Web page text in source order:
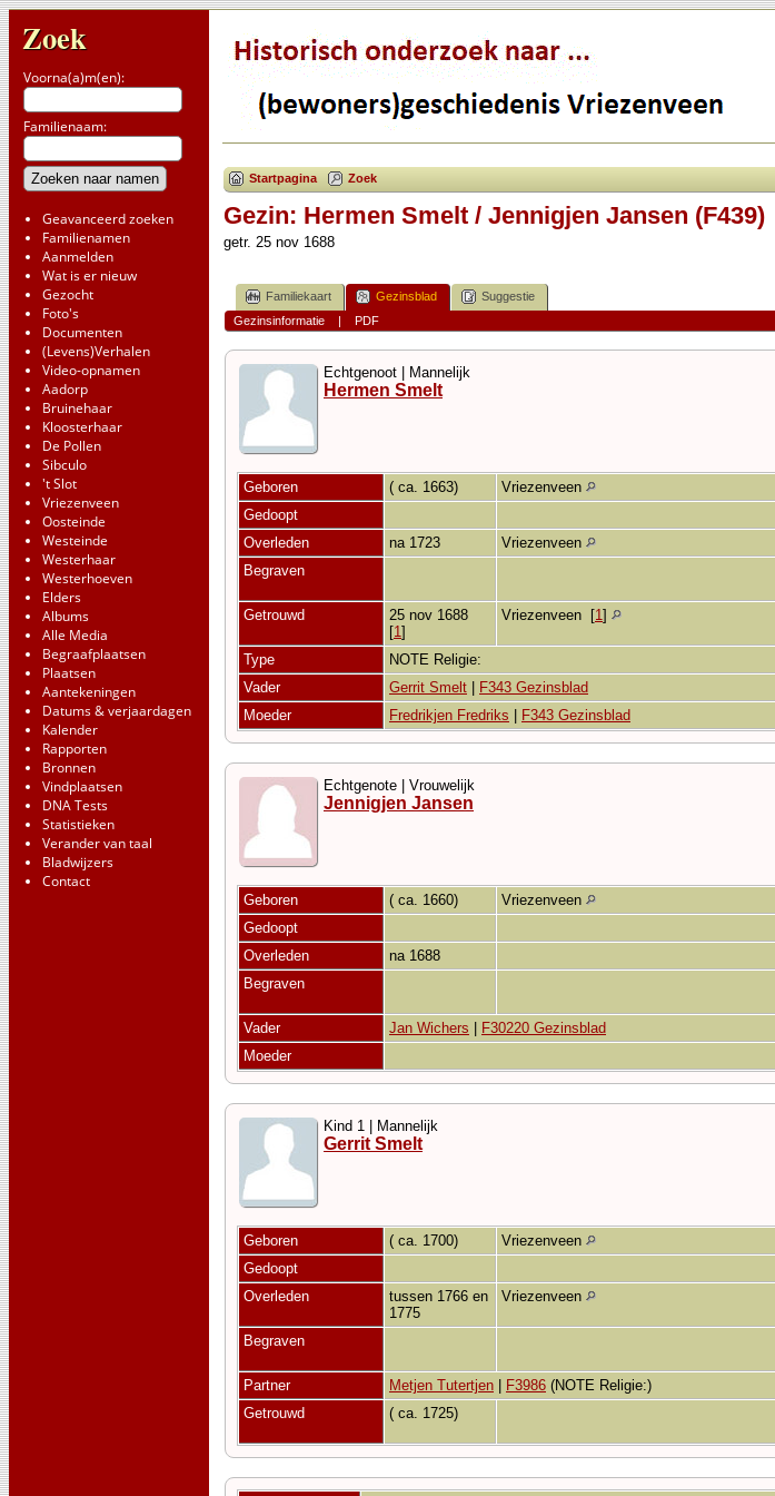
Zoek
Voorna(a)m(en):
Familienaam:
Geavanceerd zoeken
Familienamen
Aanmelden
Wat is er nieuw
Gezocht
Foto's
Documenten
(Levens)Verhalen
Video-opnamen
Aadorp
Bruinehaar
Kloosterhaar
De Pollen
Sibculo
't Slot
Vriezenveen
Oosteinde
Westeinde
Westerhaar
Westerhoeven
Elders
Albums
Alle Media
Begraafplaatsen
Plaatsen
Aantekeningen
Datums & verjaardagen
Kalender
Rapporten
Bronnen
Vindplaatsen
DNA Tests
Statistieken
Verander van taal
Bladwijzers
Contact
Startpagina Zoek
Gezin: Hermen Smelt / Jennigjen Jansen (F439)
getr. 25 nov 1688
Familiekaart Gezinsblad
Suggestie
Gezinsinformatie| PDF
Echtgenoot | Mannelijk
Hermen Smelt
Geboren ( ca. 1663) Vriezenveen
Gedoopt
Overleden
na 1723 Vriezenveen
Begraven
Getrouwd
25 nov 1688
[1]
Vriezenveen [1]
Type
NOTE Religie:
Vader
Gerrit Smelt
F343 Gezinsblad
Moeder
Fredrikjen Fredriks F343 Gezinsblad
Echtgenote | Vrouwelijk
Jennigjen Jansen
Geboren ( ca. 1660) Vriezenveen
Gedoopt
Overleden
na 1688
Begraven
Vader
Jan Wichers
F30220 Gezinsblad
Moeder
Kind 1 | Mannelijk
Gerrit Smelt
Geboren ( ca. 1700) Vriezenveen
Gedoopt
Overleden
tussen 1766 en
1775
Vriezenveen
Begraven
Partner
Metjen Tutertjen F3986 (NOTE Religie:)
Getrouwd
( ca. 1725)